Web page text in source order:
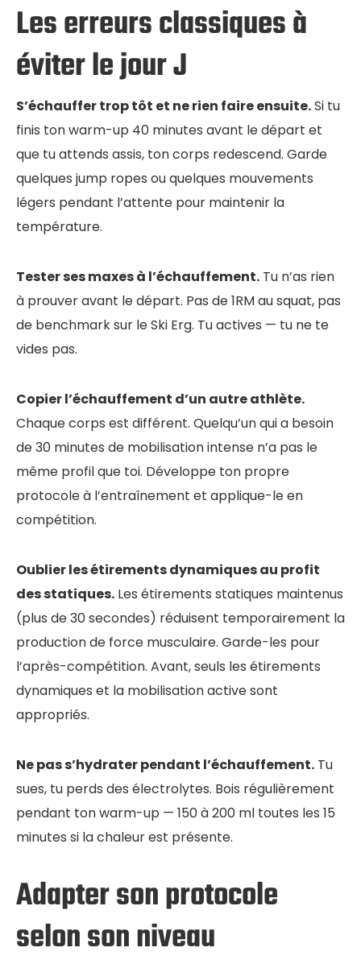
Les erreurs classiques à
éviter le jour J
S’échauffer trop tôt et ne rien faire ensuite.Si tu
finis ton warm-up 40 minutes avant le départ et
que tu attends assis, ton corps redescend. Garde
quelques jump ropes ou quelques mouvements
légers pendant l’attente pour maintenir la
température.
Tester ses maxes à l’échauffement. Tu n’as rien
à prouver avant le départ. Pas de 1RM au squat, pas
de benchmark sur le Ski Erg. Tu actives — tu ne te
vides pas.
Copier l’échauffement d’un autre athlète.
Chaque corps est différent. Quelqu’un qui a besoin
de 30 minutes de mobilisation intense n’a pas le
même profil que toi. Développe ton propre
protocole à l’entraînement et applique-le en
compétition.
Oublier les étirements dynamiques au profit
des statiques. Les étirements statiques maintenus
(plus de 30 secondes) réduisent temporairement la
production de force musculaire. Garde-les pour
l’après-compétition. Avant, seuls les étirements
dynamiques et la mobilisation active sont
appropriés.
Ne pas s’hydrater pendant l’échauffement. Tu
sues, tu perds des électrolytes. Bois régulièrement
pendant ton warm-up — 150 à 200 ml toutes les 15
minutes si la chaleur est présente.
Adapter son protocole
selon son niveau